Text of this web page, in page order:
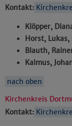
Kontakt:
Klöpper,
Horst, Lukas,
Blauth,
Kalmus,
nach oben
Kirchenkreis
Kontakt: